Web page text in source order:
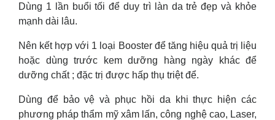
Dùng 1 lần buổi tối để duy trì làn da trẻ đẹp và khỏe
mạnh dài lâu.
Nên kết hợp với 1 loại Booster để tăng hiệu quả trị liệu
hoặc dùng trước kem dưỡng hàng ngày khác để
dưỡng chất ; đặc trị được hấp thụ triệt để.
Dùng để bảo vệ và phục hồi da khi thực hiện các
phương pháp thẩm mỹ xâm lấn, công nghệ cao, Laser,